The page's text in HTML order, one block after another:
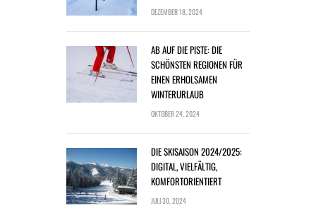
DEZEMBER 18, 2024
AB AUF DIE PISTE: DIE
SCHÖNSTEN REGIONEN FÜR
EINEN ERHOLSAMEN
WINTERURLAUB
OKTOBER 24, 2024
DIE SKISAISON 2024/2025:
DIGITAL, VIELFÄLTIG,
KOMFORTORIENTIERT
JULI 30, 2024